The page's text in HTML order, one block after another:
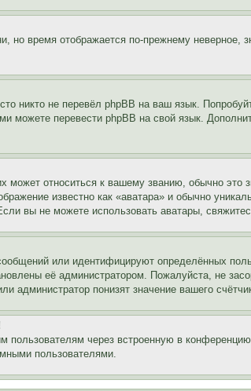
но время отображается по-прежнему неверное,
никто не перевёл phpBB на ваш язык.
можете перевести phpBB на свой язык.
относиться к вашему званию, обычно
известно как «аватара» и обычно
вы не можете использовать аватары,
или идентифицируют определённых
её администратором. Пожалуйста, не
администратор понизят значение вашего
пользователям через встроенную в
пользователями.